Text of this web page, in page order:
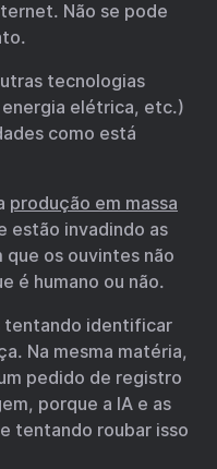
Não se pode
tecnologias
elétrica, etc.)
como está
produção em massa
estão invadindo as
os ouvintes não
é humano ou não.
tentando identificar
Na mesma matéria,
pedido de registro
porque a IA e as
tentando roubar isso